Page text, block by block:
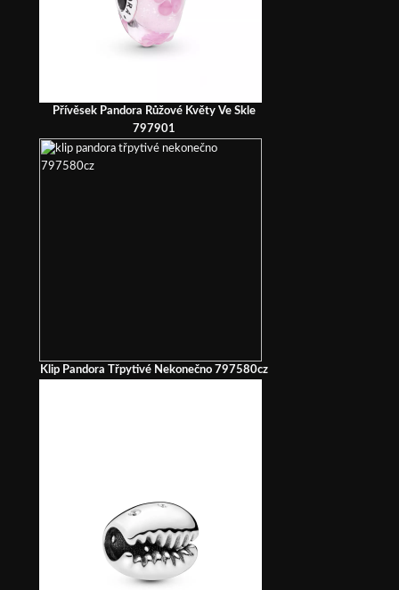
Přívěsek Pandora Růžové Květy Ve Skle
797901
Klip Pandora Třpytivé Nekonečno 797580cz